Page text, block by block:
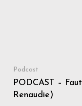
Podcast
PODCAST –
Renaudie)